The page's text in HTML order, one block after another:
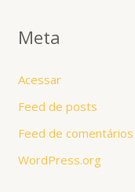
Meta
Acessar
Feed de posts
Feed de comentários
WordPress.org